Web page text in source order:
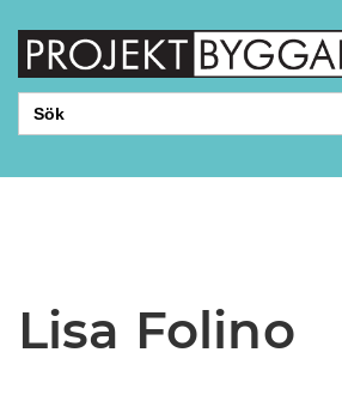
Sök
efter:
Lisa Folino